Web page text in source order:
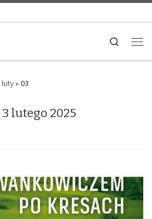
Search
luty» 03
3 lutego 2025